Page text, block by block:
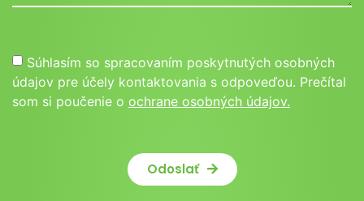
Súhlasím so spracovaním poskytnutých osobných
údajov pre účely kontaktovania s odpoveďou. Prečítal
som si poučenie o ochrane osobných údajov.
Odoslať